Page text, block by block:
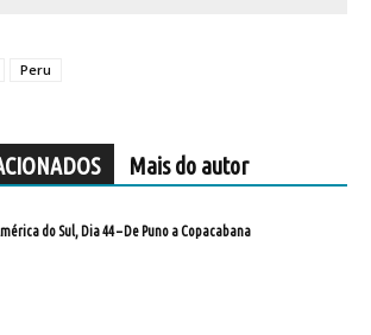
Peru
Mais do autor
do Sul, Dia 44 – De Puno a Copacabana